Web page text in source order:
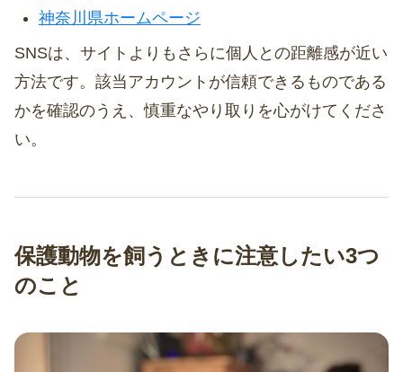
神奈川県ホームページ
SNSは、サイトよりもさらに個人との距離感が近い
方法です。該当アカウントが信頼できるものである
かを確認のうえ、慎重なやり取りを心がけてくださ
い。
保護動物を飼うときに注意したい3つ
のこと